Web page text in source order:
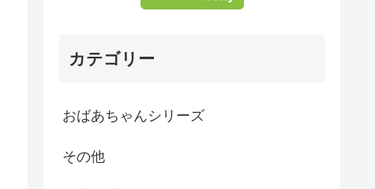
カテゴリー
おばあちゃんシリーズ
その他